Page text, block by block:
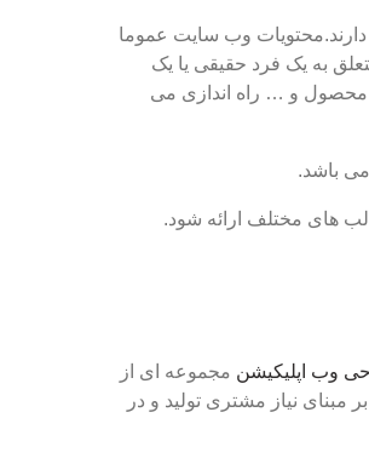
وب سایت عموما
به یک فرد حقیقی یا یک
محصول و … راه اندازی می
باشد.
های مختلف ارائه شود.
وب اپلیکیشن مجموعه ای از
نیاز مشتری تولید و در